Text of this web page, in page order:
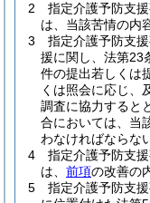
2
指定介護予防支援
は、当該苦情の内
3
指定介護予防支
援に関し、法第23
件の提出若しくは
くは照会に応じ、
調査に協力すると
合においては、当
わなければならな
4
指定介護予防支
は、 前項の改善の
5
指定介護予防支